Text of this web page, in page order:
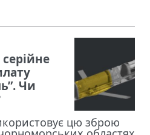
Чи
цю зброю